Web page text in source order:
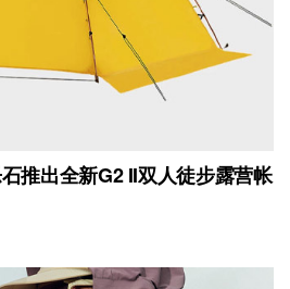
推出全新G2 II双人徒步露营帐